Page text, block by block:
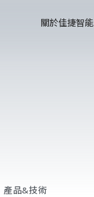
關於佳捷智能
產品&技術